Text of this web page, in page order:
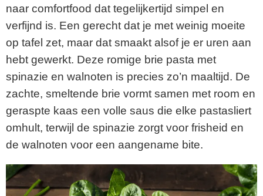
naar comfortfood dat tegelijkertijd simpel en
verfijnd is. Een gerecht dat je met weinig moeite
op tafel zet, maar dat smaakt alsof je er uren aan
hebt gewerkt. Deze romige brie pasta met
spinazie en walnoten is precies zo’n maaltijd. De
zachte, smeltende brie vormt samen met room en
geraspte kaas een volle saus die elke pastasliert
omhult, terwijl de spinazie zorgt voor frisheid en
de walnoten voor een aangename bite.